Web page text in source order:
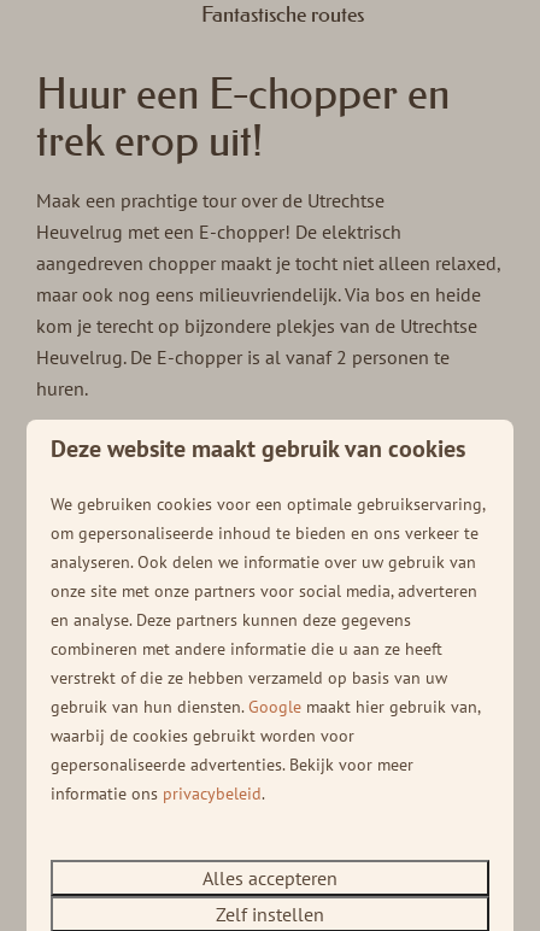
Fantastische routes
Huur een E-chopper en
trek erop uit!
Maak een prachtige tour over de Utrechtse
Heuvelrug met een E-chopper! De elektrisch
aangedreven chopper maakt je tocht niet alleen relaxed,
maar ook nog eens milieuvriendelijk. Via bos en heide
kom je terecht op bijzondere plekjes van de Utrechtse
Heuvelrug. De E-chopper is al vanaf 2 personen te
huren.
De E-chopper is milieuvriendelijk, geruiloos en levert
daardoor een bijdrage aan de verduurzaming. Met een
actieradius van maar liefst 50 kilometer is een dag
vermaak absoluut een feit.
Om optimaal van de omgeving te kunnen genieten krijg
je van ons gratis een mooie route mee. De route is
speciaal uitgezet voor de E-chopper en gaat dwars door
de natuur. Onderweg kom je langs pittoreske
plekjes waar je even kunt pauzeren. Er is genoeg
gelegenheid om een verfrissend drankje te doen op de
gezellige terrasjes.
Deze website maakt gebruik van cookies
We gebruiken cookies voor een optimale gebruikservaring,
om gepersonaliseerde inhoud te bieden en ons verkeer te
analyseren. Ook delen we informatie over uw gebruik van
onze site met onze partners voor social media, adverteren
en analyse. Deze partners kunnen deze gegevens
combineren met andere informatie die u aan ze heeft
verstrekt of die ze hebben verzameld op basis van uw
gebruik van hun diensten.Google maakt hier gebruik van,
waarbij de cookies gebruikt worden voor
gepersonaliseerde advertenties. Bekijk voor meer
informatie ons privacybeleid.
Alles accepteren
Zelf instellen